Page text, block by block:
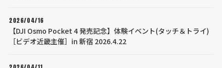
2026/04/16
【DJI Osmo Pocket 4 発売記念】体験イベント(タッチ＆トライ)
［ビデオ近畿主催］in 新宿 2026.4.22